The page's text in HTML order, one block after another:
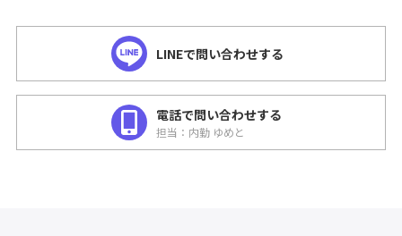
LINEで問い合わせする
電話で問い合わせする
担当：内勤 ゆめと